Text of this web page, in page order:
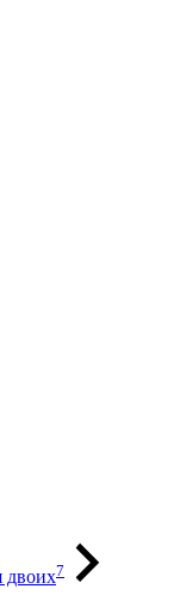
двоих7